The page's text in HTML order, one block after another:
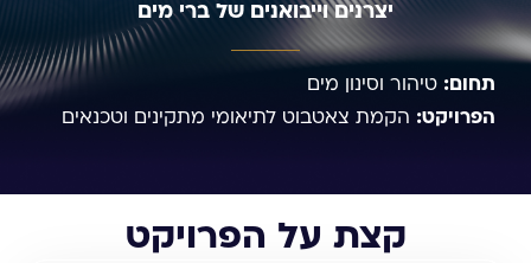
יצרנים וייבואנים של ברי מים
תחום: טיהור וסינון מים
הפרויקט: הקמת צאטבוט לתיאומי מתקינים וטכנאים
קצת על הפרויקט